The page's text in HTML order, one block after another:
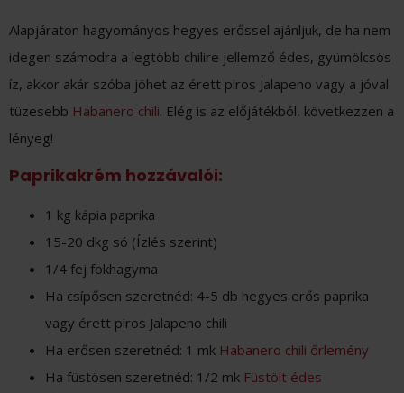
Alapjáraton hagyományos hegyes erőssel ajánljuk, de ha nem
idegen számodra a legtöbb chilire jellemző édes, gyümölcsös
íz, akkor akár szóba jöhet az érett piros Jalapeno vagy a jóval
tüzesebb Habanero chili. Elég is az előjátékból, következzen a
lényeg!
Paprikakrém hozzávalói:
1 kg kápia paprika
15-20 dkg só (Ízlés szerint)
1/4 fej fokhagyma
Ha csípősen szeretnéd: 4-5 db hegyes erős paprika
vagy érett piros Jalapeno chili
Ha erősen szeretnéd: 1 mk Habanero chili őrlemény
Ha füstösen szeretnéd: 1/2 mk Füstölt édes